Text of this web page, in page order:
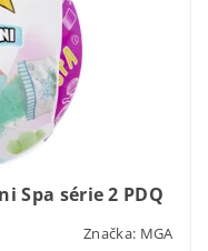
Spa série 2 PDQ
Značka: MGA